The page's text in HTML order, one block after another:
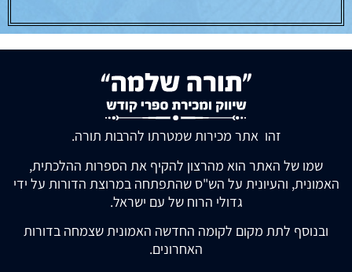
זהו אתר מכירות שמטרתו להרבות תורה.
שמו של האתר הוא מהרצון להקיף את הספרות ההלכתית,
האמונית, והעיונית על הש"ס שהתפתחה במרוצת הדורות על ידי
גדולי הרוח של עם ישראל.
ובנוסף לתת מקום לקומה החדשה האמונית שצמחה בדורות
האחרונים.